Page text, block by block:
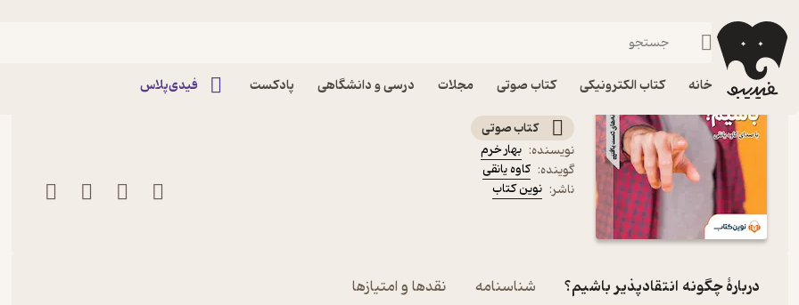
خانه کتاب الکترونیکی کتاب صوتی مجلات درسی و دانشگاهی پادکست فیدی‌پلاس
فیدیبو کتاب صوتی
کتاب صوتی چگونه انتقادپذیر باشیم؟ اثر بهار خرم
کتاب صوتی
نویسنده: بهار خرم
گوینده: کاوه یانقی
ناشر: نوین کتاب
دربارۀ چگونه انتقادپذیر باشیم؟ شناسنامه نقدها و امتیازها